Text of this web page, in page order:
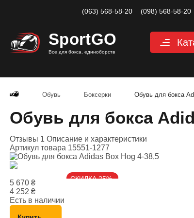
(063) 568-58-20 (098) 568-58-20
SportGO
Все для бокса, единоборств
Обувь Боксерки Обувь для бокса
Обувь для бокса
Отзывы 1 Описание и характеристики
Артикул товара 15551-1277
СКИДКА 25%
5 670 ₴
4 252 ₴
Есть в наличии